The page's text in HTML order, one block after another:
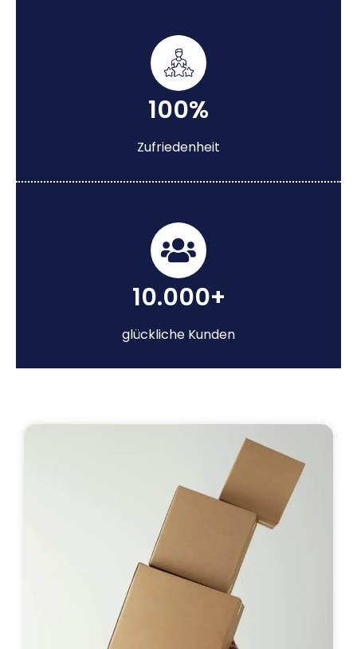
100%
Zufriedenheit
10.000+
glückliche Kunden